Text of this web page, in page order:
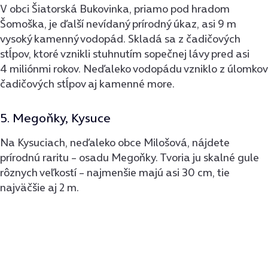
V obci Šiatorská Bukovinka, priamo pod hradom
Šomoška, je ďalší nevídaný prírodný úkaz, asi 9 m
vysoký kamenný vodopád. Skladá sa z čadičových
stĺpov, ktoré vznikli stuhnutím sopečnej lávy pred asi
4 miliónmi rokov. Neďaleko vodopádu vzniklo z úlomkov
čadičových stĺpov aj kamenné more.
5. Megoňky, Kysuce
Na Kysuciach, neďaleko obce Milošová, nájdete
prírodnú raritu – osadu Megoňky. Tvoria ju skalné gule
rôznych veľkostí – najmenšie majú asi 30 cm, tie
najväčšie aj 2 m.